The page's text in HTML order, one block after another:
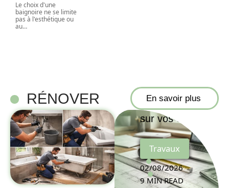
Le choix d'une
baignoire ne se limite
pas à l'esthétique ou
au…
RÉNOVER En savoir plus
m2 et
économiser
sur vos coûts
Travaux
02/08/2026
9 MIN READ